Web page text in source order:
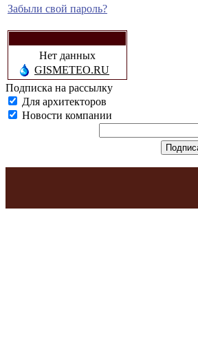
Забыли свой пароль?
Нет данных
GISMETEO.RU
Подписка на рассылку
Для архитекторов
Новости компании